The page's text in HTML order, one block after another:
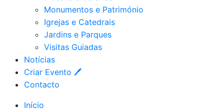
Monumentos e Património
Igrejas e Catedrais
Jardins e Parques
Visitas Guiadas
Notícias
Criar Evento 🖊
Contacto
Início